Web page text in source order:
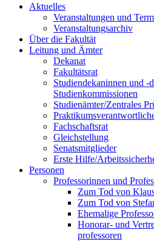
Aktuelles
Veranstaltungen und
Veranstaltungsarchiv
Über die Fakultät
Leitung und Ämter
Dekanat
Fakultätsrat
Studiendekaninnen und -
Studienkommissionen
Studienämter/Zentrales
Fachschaftsrat
Gleichstellung
Senatsmitglieder
Erste Hilfe/
Personen
Professorinnen und
Zum Tod von
Zum Tod von
Ehemalige
Honorar- und
professoren